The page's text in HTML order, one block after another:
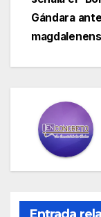
Gándara ante